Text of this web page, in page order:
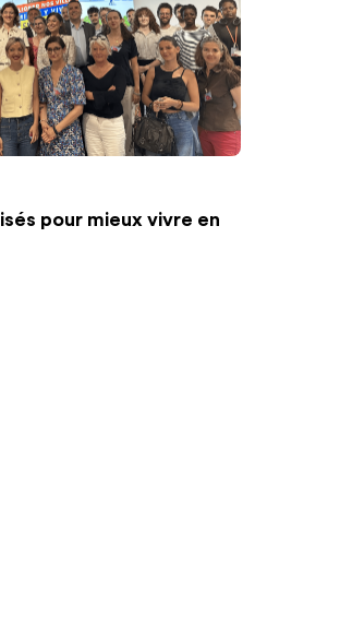
pour mieux vivre en